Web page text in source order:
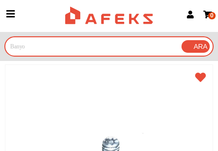
Google İle Bağlan
0